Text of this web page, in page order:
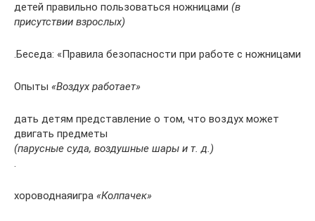
детей правильно пользоваться ножницами (в
присутствии взрослых)
.Беседа: «Правила безопасности при работе с ножницами
Опыты «Воздух работает»
дать детям представление о том, что воздух может
двигать предметы
(парусные суда, воздушные шары и т. д.)
.
хороводнаяигра «Колпачек»